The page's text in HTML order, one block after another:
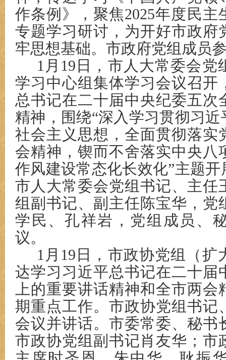
作条例》，聚焦2025年度民主
专题学习研讨，为开好市政府
牢思想基础。市政府党组成员
1月19日，市人大常委会党
学习中心组集体学习会议召开
总书记在二十届中央纪委五次
精神，围绕“深入学习贯彻习
社会主义思想，全面贯彻落实
会精神，锲而不舍落实中央八
作风建设常态化长效化”主题
市人大常委会党组书记、主任
组副书记、副主任陈宝华，党
学民、孔祥岩，党组成员、
议。
1月19日，市政协党组（扩
达学习习近平总书记在二十届
上的重要讲话精神和全市两会
期重点工作。市政协党组书记
会议并讲话。市委常委、秘书
市政协党组副书记肖友华；市